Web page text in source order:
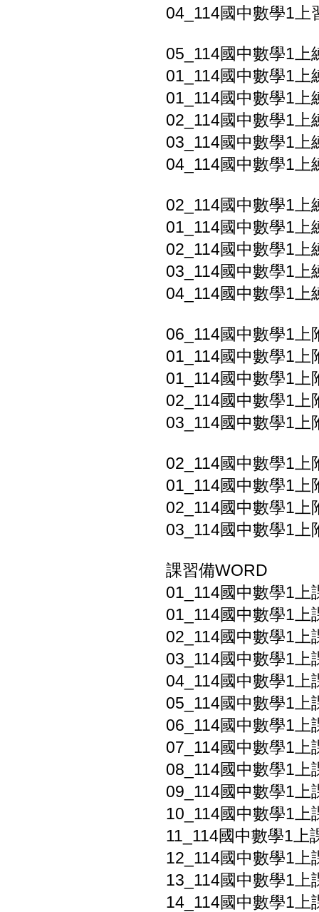
04_114國中數學1上
05_114國中數學1上
01_114國中數學1上
01_114國中數學1上
02_114國中數學1上
03_114國中數學1上
04_114國中數學1上
02_114國中數學1上
01_114國中數學1上
02_114國中數學1上
03_114國中數學1上
04_114國中數學1上
06_114國中數學1上
01_114國中數學1上
01_114國中數學1上
02_114國中數學1上
03_114國中數學1上
02_114國中數學1上
01_114國中數學1上
02_114國中數學1上
03_114國中數學1上
課習備WORD
01_114國中數學1上
01_114國中數學1上
02_114國中數學1上
03_114國中數學1上
04_114國中數學1上
05_114國中數學1上
06_114國中數學1上
07_114國中數學1上
08_114國中數學1上
09_114國中數學1上
10_114國中數學1上
11_114國中數學1上
12_114國中數學1上
13_114國中數學1上
14_114國中數學1上